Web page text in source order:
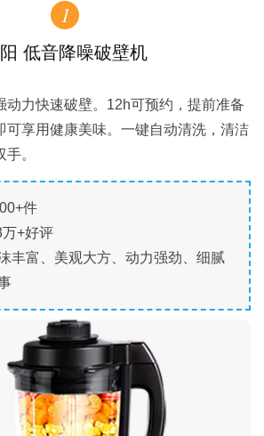
1
低音降噪破壁机
动力快速破壁。12h可预约，提前准备
可享用健康美味。一键自动清洗，清洁
。
件
+好评
丰富、美观大方、动力强劲、细腻